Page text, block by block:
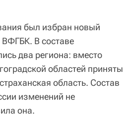
был избран новый
ВФГБК. В составе
два региона: вместо
областей приняты
область. Состав
изменений не
она.